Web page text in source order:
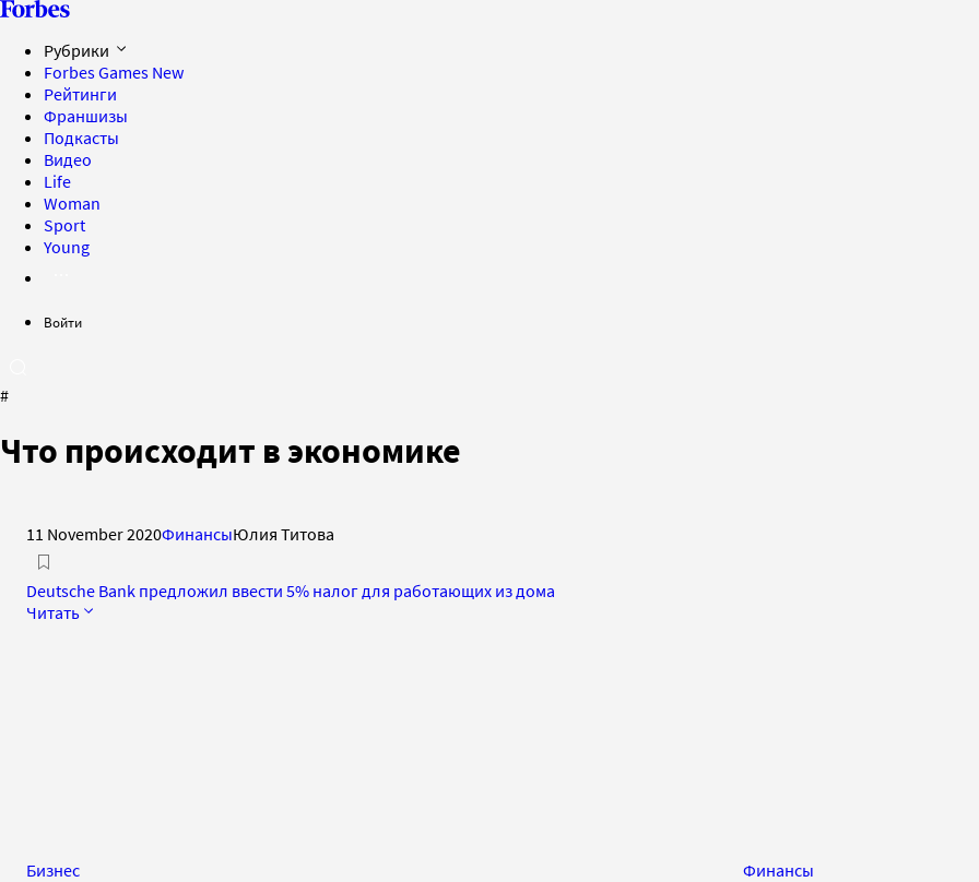
Рубрики
Forbes Games New
Рейтинги
Франшизы
Подкасты
Видео
Life
Woman
Sport
Young
Войти
#
Что происходит в экономике
11 November 2020ФинансыЮлия Титова
Deutsche Bank предложил ввести 5% налог для работающих из дома
Читать
Бизнес Финансы